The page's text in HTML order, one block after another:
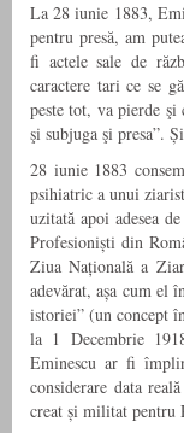
La 28 iunie 1883,
pentru presă, am
fi actele sale de
caractere tari ce se
peste tot, va pierde şi
şi subjuga şi presa”.
28 iunie 1883
psihiatric a unui
uzitată apoi adesea
Profesioniști din
Ziua Națională a
adevărat, așa cum el
istoriei” (un concept
la 1 Decembrie
Eminescu ar fi
considerare data
creat și militat pentru